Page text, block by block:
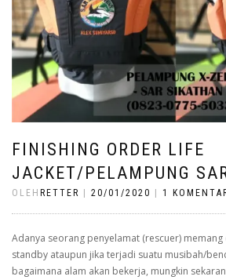
FINISHING ORDER LIFE
JACKET/PELAMPUNG
OLEH RETTER 20/01/2020 1
Adanya seorang penyelamat (rescuer)
standby ataupun jika terjadi suatu musibah/
bagaimana alam akan bekerja, mungkin